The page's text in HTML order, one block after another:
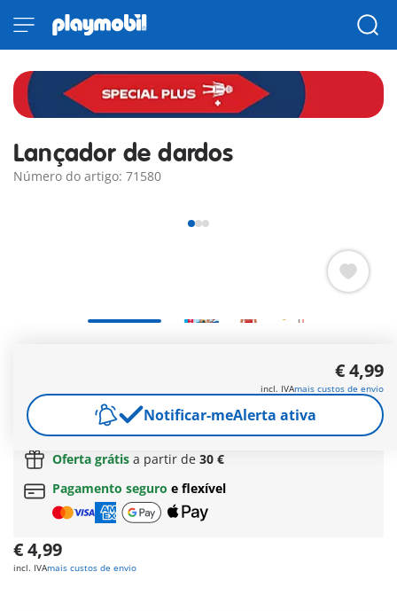
Lançador de dardos
Número do artigo: 71580
Envio grátisa partir de60 €| a partir de150 €
(Açores ou Madeira)
Oferta grátis a partir de 30 €
Pagamento seguro e flexível
€ 4,99
incl. IVAmais custos de envio
€ 4,99
incl. IVAmais custos de envio
Notificar-meAlerta ativa